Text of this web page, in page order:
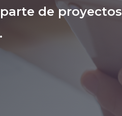
parte de proyectos